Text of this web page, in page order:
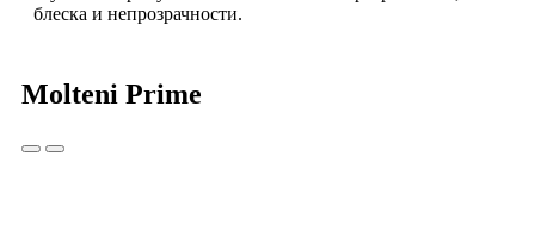
блеска и непрозрачности.
Molteni Prime